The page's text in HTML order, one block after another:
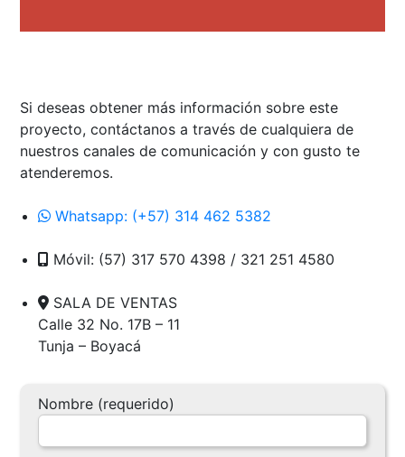
Si deseas obtener más información sobre este
proyecto, contáctanos a través de cualquiera de
nuestros canales de comunicación y con gusto te
atenderemos.
Whatsapp: (+57) 314 462 5382
Móvil: (57) 317 570 4398 / 321 251 4580
SALA DE VENTAS
Calle 32 No. 17B – 11
Tunja – Boyacá
Nombre (requerido)